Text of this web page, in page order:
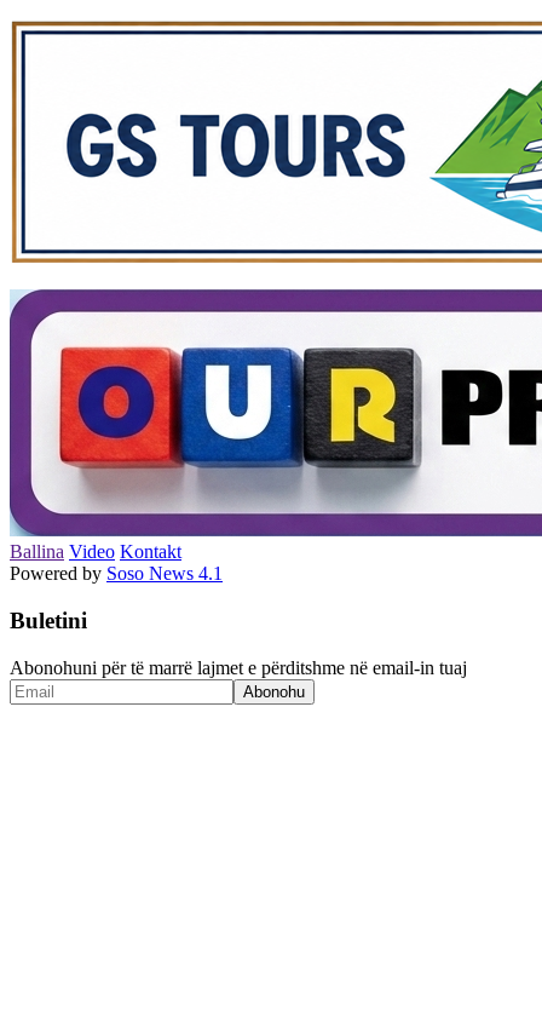
Ballina Video Kontakt
Powered by Soso News 4.1
Buletini
Abonohuni për të marrë lajmet e përditshme në email-in tuaj
Abonohu